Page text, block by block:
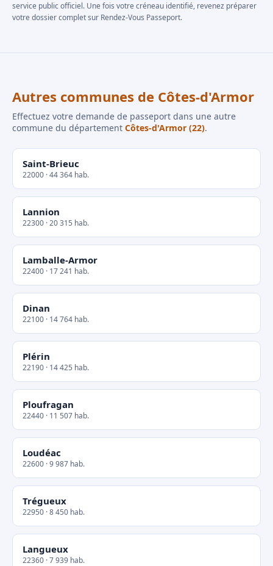
service public officiel. Une fois votre créneau identifié, revenez préparer
votre dossier complet sur Rendez-Vous Passeport.
Autres communes de Côtes-d'Armor
Effectuez votre demande de passeport dans une autre
commune du département Côtes-d'Armor (22).
Saint-Brieuc
22000 · 44 364 hab.
Lannion
22300 · 20 315 hab.
Lamballe-Armor
22400 · 17 241 hab.
Dinan
22100 · 14 764 hab.
Plérin
22190 · 14 425 hab.
Ploufragan
22440 · 11 507 hab.
Loudéac
22600 · 9 987 hab.
Trégueux
22950 · 8 450 hab.
Langueux
22360 · 7 939 hab.